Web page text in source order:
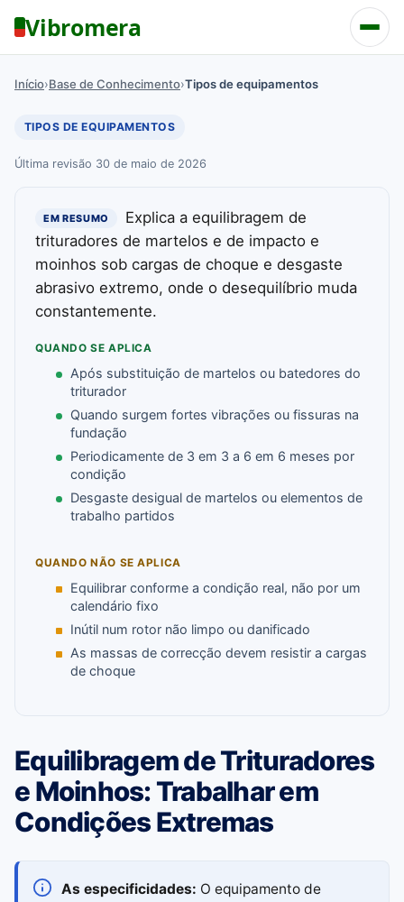
Vibromera
Início›Base de Conhecimento›Tipos de equipamentos
TIPOS DE EQUIPAMENTOS
Última revisão 30 de maio de 2026
EM RESUMO
Explica a equilibragem de
trituradores de martelos e de impacto e
moinhos sob cargas de choque e desgaste
abrasivo extremo, onde o desequilíbrio muda
constantemente.
QUANDO SE APLICA
Após substituição de martelos ou batedores do
triturador
Quando surgem fortes vibrações ou fissuras na
fundação
Periodicamente de 3 em 3 a 6 em 6 meses por
condição
Desgaste desigual de martelos ou elementos de
trabalho partidos
QUANDO NÃO SE APLICA
Equilibrar conforme a condição real, não por um
calendário fixo
Inútil num rotor não limpo ou danificado
As massas de correcção devem resistir a cargas
de choque
Equilibragem de Trituradores
e Moinhos: Trabalhar em
Condições Extremas
As especificidades: O equipamento de